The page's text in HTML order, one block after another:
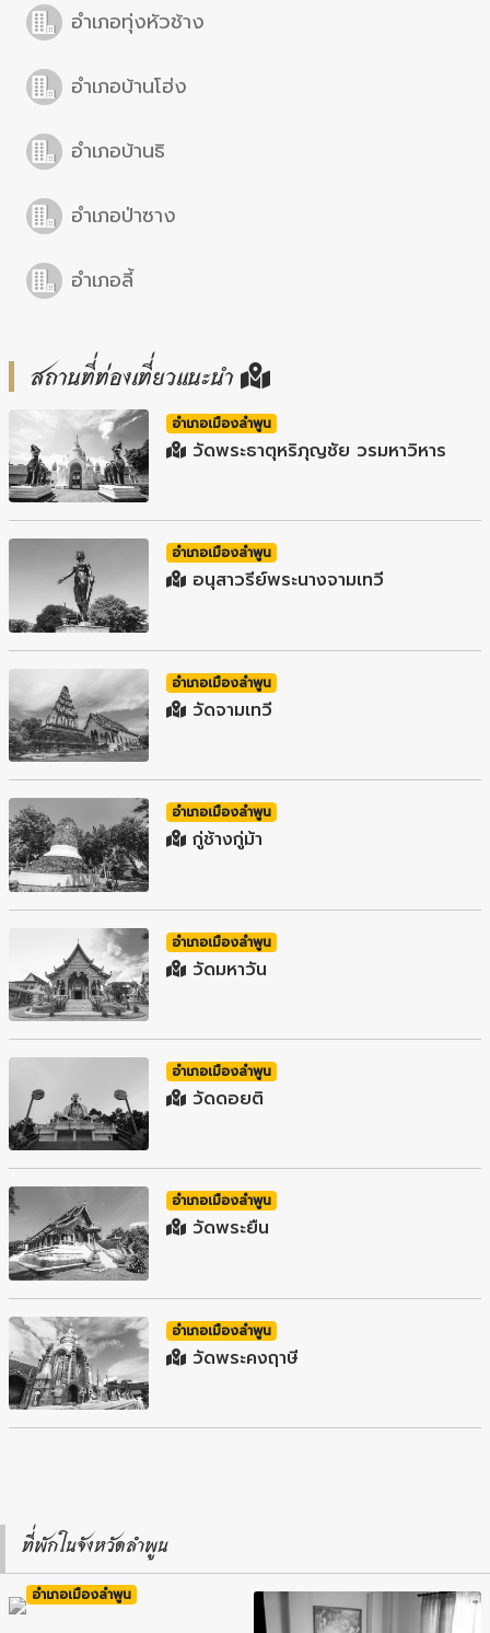
อำเภอทุ่งหัวช้าง
อำเภอบ้านโฮ่ง
อำเภอบ้านธิ
อำเภอป่าซาง
อำเภอลี้
สถานที่ท่องเที่ยวแนะนำ
อำเภอเมืองลำพูน
วัดพระธาตุหริภุญชัย วรมหาวิหาร
อำเภอเมืองลำพูน
อนุสาวรีย์พระนางจามเทวี
อำเภอเมืองลำพูน
วัดจามเทวี
อำเภอเมืองลำพูน
กู่ช้างกู่ม้า
อำเภอเมืองลำพูน
วัดมหาวัน
อำเภอเมืองลำพูน
วัดดอยติ
อำเภอเมืองลำพูน
วัดพระยืน
อำเภอเมืองลำพูน
วัดพระคงฤาษี
ที่พักในจังหวัดลำพูน
อำเภอเมืองลำพูน